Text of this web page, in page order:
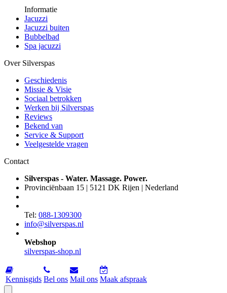
Informatie
Jacuzzi
Jacuzzi buiten
Bubbelbad
Spa jacuzzi
Over Silverspas
Geschiedenis
Missie & Visie
Sociaal betrokken
Werken bij Silverspas
Reviews
Bekend van
Service & Support
Veelgestelde vragen
Contact
Silverspas - Water. Massage. Power.
Provinciënbaan 15 | 5121 DK Rijen | Nederland
Tel: 088-1309300
info@silverspas.nl
Webshop
silverspas-shop.nl
Kennisgids Bel ons Mail ons Maak afspraak